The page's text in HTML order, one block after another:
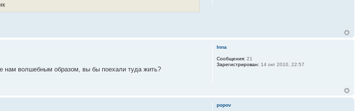
нам волшебным образом, вы бы поехали туда жить?
Inna
Сообщения: 21
Зарегистрирован: 14 окт 2010, 22:57
popov